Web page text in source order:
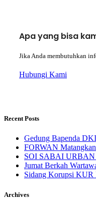
Apa yang bisa
Jika Anda membutuhkan
Hubungi Kami
Recent Posts
Gedung Bapenda
FORWAN
SOI SABAI URBAN
Jumat Berkah
Sidang Korupsi KUR
Archives